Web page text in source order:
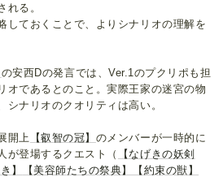
れる。
しておくことで、よりシナリオの理解を
の安西Dの発言では、Ver.1のプクリポも担
オであるとのこと。実際王家の迷宮の物
ナリオのクオリティは高い。
開上 【叡智の冠】 のメンバーが一時的に
が登場するクエスト（
【なげきの妖剣
】 【美容師たちの祭典】
【約束の獣】